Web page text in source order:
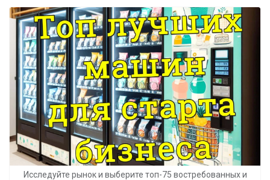
Исследуйте рынок и выберите топ-75 востребованных и